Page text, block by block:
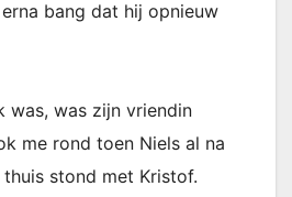
bang dat hij opnieuw
was, was zijn vriendin
me rond toen Niels al na
stond met Kristof.